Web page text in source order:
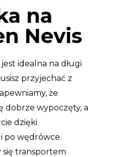
na
Nevis
idealna na długi
przyjechać z
że
dobrze wypoczęty, a
dzięki
po wędrówce.
transportem